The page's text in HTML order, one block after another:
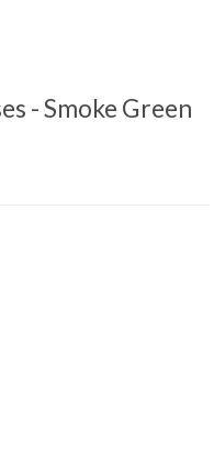
- Smoke Green